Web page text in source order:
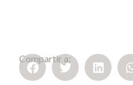
Compartir a: